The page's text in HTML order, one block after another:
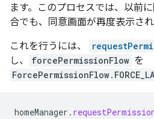
ます。このプロセスでは、以前
合でも、同意画面が再度表示され
これを行うには、
し、
forcePermissionFlow を
homeManager .